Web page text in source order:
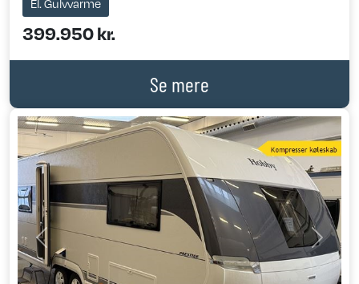
399.950 kr.
Se mere
Previous Next